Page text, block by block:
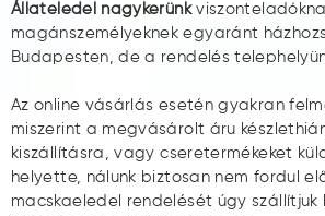
Állateledel nagykerünk
magánszemélyeknek egyaránt
Budapesten, de a rendelés
Az online vásárlás esetén gyakran
miszerint a megvásárolt áru
kiszállításra, vagy cseretermékeket
helyette, nálunk biztosan nem fordul
macskaeledel rendelését úgy szállítjuk